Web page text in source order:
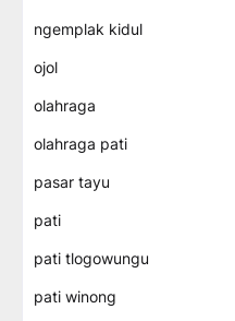
ngemplak kidul
ojol
olahraga
olahraga pati
pasar tayu
pati
pati tlogowungu
pati winong